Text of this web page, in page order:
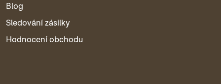
Blog
Sledování zásilky
Hodnocení obchodu